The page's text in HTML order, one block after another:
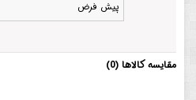
مقایسه کالاها (0)